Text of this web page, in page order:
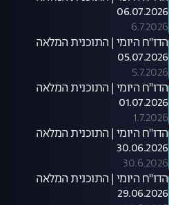
06.07.2026
6.7.2026
הדו"ח היומי | התוכנית המלאה
05.07.2026
5.7.2026
הדו"ח היומי | התוכנית המלאה
01.07.2026
1.7.2026
הדו"ח היומי | התוכנית המלאה
30.06.2026
30.6.2026
הדו"ח היומי | התוכנית המלאה
29.06.2026